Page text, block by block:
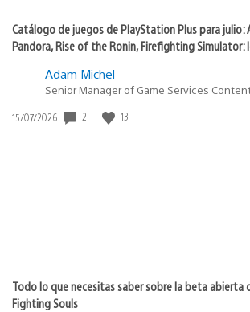
Catálogo de juegos de PlayStation Plus para julio:
Pandora, Rise of the Ronin, Firefighting Simulator:
Adam Michel
Senior Manager of Game Services
Fecha
15/07/2026 2 13
Todo lo que necesitas saber sobre la beta abierta
Fighting Souls